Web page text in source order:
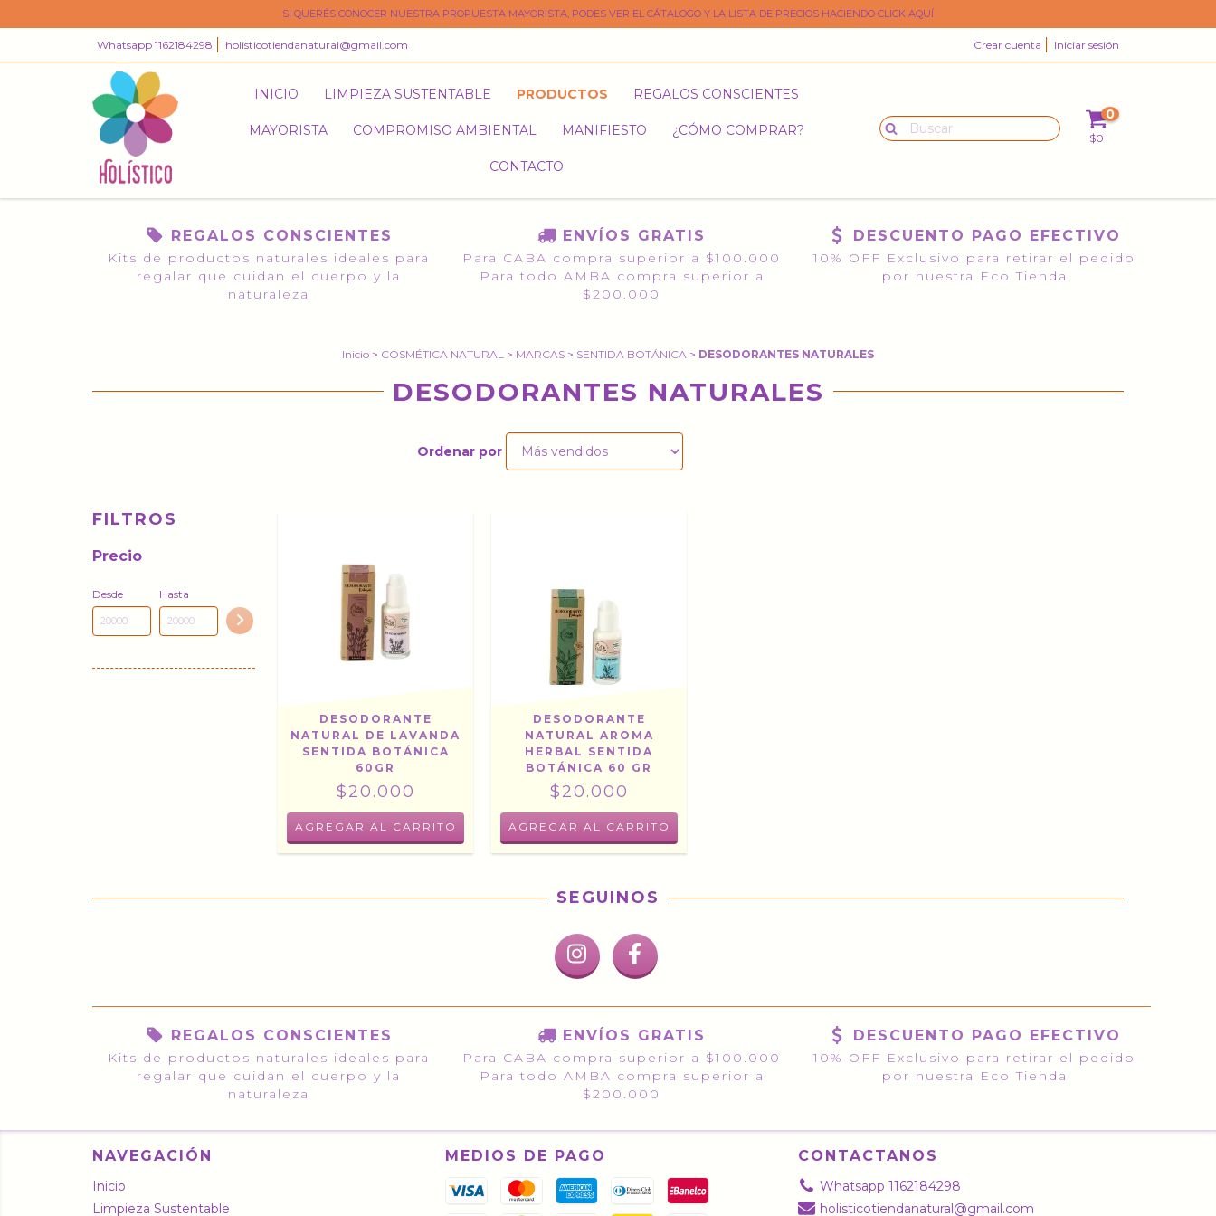
SI QUERÉS CONOCER NUESTRA PROPUESTA MAYORISTA, PODES VER EL CÁTALOGO Y LA LISTA DE PRECIOS HACIENDO CLICK AQUÍ
Whatsapp 1162184298 holisticotiendanatural@gmail.com Crear cuenta Iniciar sesión
INICIO LIMPIEZA SUSTENTABLE PRODUCTOS REGALOS CONSCIENTES
MAYORISTA COMPROMISO AMBIENTAL MANIFIESTO ¿CÓMO COMPRAR?
CONTACTO
0
$0
REGALOS CONSCIENTES
Kits de productos naturales ideales para
regalar que cuidan el cuerpo y la
naturaleza
ENVÍOS GRATIS
Para CABA compra superior a $100.000
Para todo AMBA compra superior a
$200.000
DESCUENTO PAGO EFECTIVO
10% OFF Exclusivo para retirar el pedido
por nuestra Eco Tienda
Inicio > COSMÉTICA NATURAL > MARCAS > SENTIDA BOTÁNICA > DESODORANTES NATURALES
DESODORANTES NATURALES
Ordenar por
FILTROS
Precio
Desde Hasta
DESODORANTE
NATURAL DE LAVANDA
SENTIDA BOTÁNICA
60GR
$20.000
DESODORANTE
NATURAL AROMA
HERBAL SENTIDA
BOTÁNICA 60 GR
$20.000
SEGUINOS
REGALOS CONSCIENTES
Kits de productos naturales ideales para
regalar que cuidan el cuerpo y la
naturaleza
ENVÍOS GRATIS
Para CABA compra superior a $100.000
Para todo AMBA compra superior a
$200.000
DESCUENTO PAGO EFECTIVO
10% OFF Exclusivo para retirar el pedido
por nuestra Eco Tienda
NAVEGACIÓN
Inicio
Limpieza Sustentable
MEDIOS DE PAGO CONTACTANOS
Whatsapp 1162184298
holisticotiendanatural@gmail.com